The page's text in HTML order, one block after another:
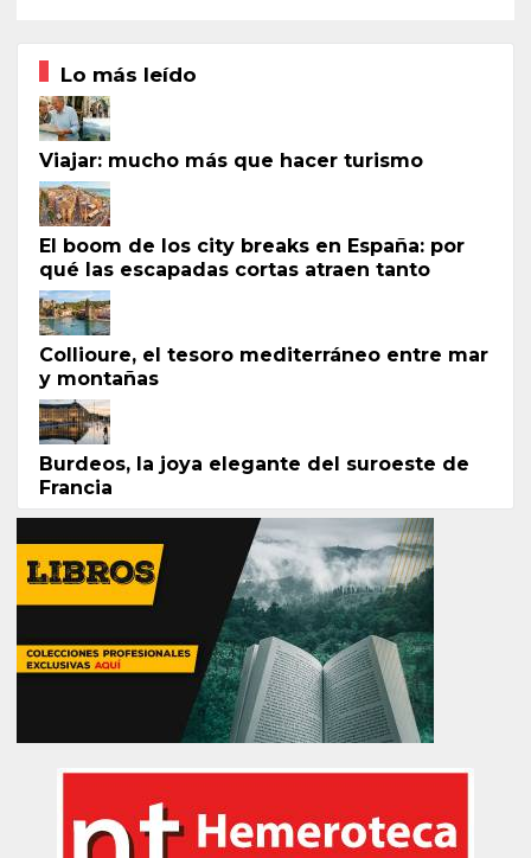
Lo más leído
Viajar: mucho más que hacer turismo
El boom de los city breaks en España: por
qué las escapadas cortas atraen tanto
Collioure, el tesoro mediterráneo entre mar
y montañas
Burdeos, la joya elegante del suroeste de
Francia